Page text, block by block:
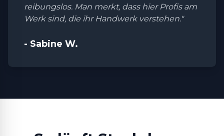
reibungslos. Man merkt, dass hier Profis am
Werk sind, die ihr Handwerk verstehen."
- Sabine W.